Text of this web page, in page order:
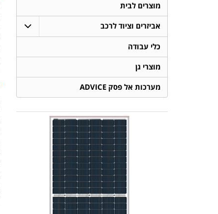
מוצרים לבית
אביזרים וציוד לרכב
כלי עבודה
מוצרי גן
מערכות אל פסק ADVICE